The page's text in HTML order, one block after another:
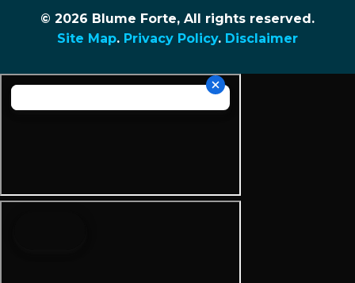
© 2026 Blume Forte, All rights reserved.
Site Map. Privacy Policy. Disclaimer